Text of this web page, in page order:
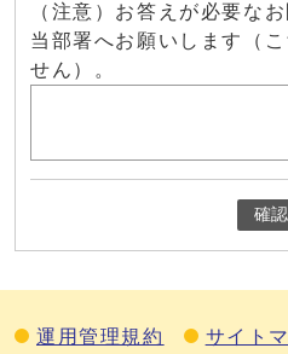
（注意）お答えが必要な
当部署へお願いします（
せん）。
確認
運用管理規約 サイト